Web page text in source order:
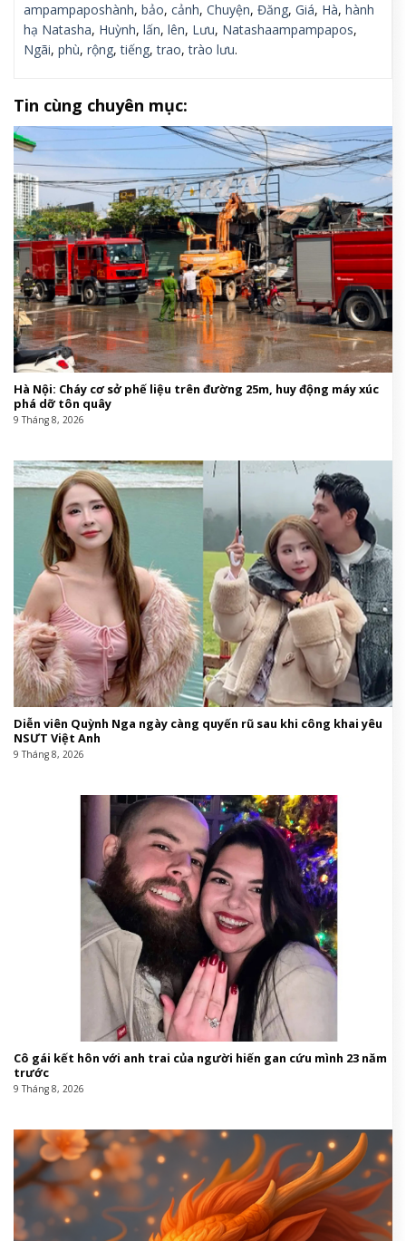
ampampaposhành, bảo, cảnh, Chuyện, Đăng, Giá, Hà, hành
hạ Natasha, Huỳnh, lấn, lên, Lưu, Natashaampampapos,
Ngãi, phù, rộng,tiếng,trao,trào lưu.
Tin cùng chuyên mục:
Hà Nội: Cháy cơ sở phế liệu trên đường 25m, huy động máy xúc
phá dỡ tôn quây
9 Tháng 8, 2026
Diễn viên Quỳnh Nga ngày càng quyến rũ sau khi công khai yêu
NSƯT Việt Anh
9 Tháng 8, 2026
Cô gái kết hôn với anh trai của người hiến gan cứu mình 23 năm
trước
9 Tháng 8, 2026